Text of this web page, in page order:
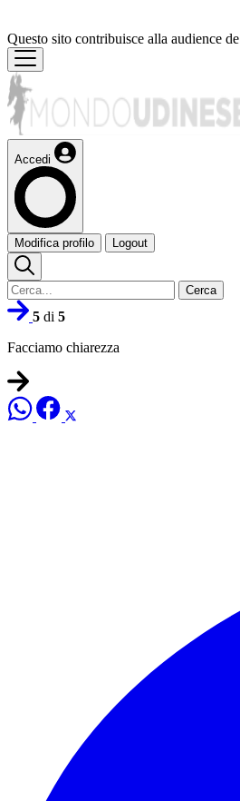
Questo sito contribuisce alla audience de
Accedi
Modifica profilo Logout
Cerca
5 di 5
Facciamo chiarezza